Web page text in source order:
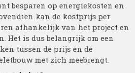
besparen op energiekosten en
kan de kostprijs per
afhankelijk van het project en
Het is dus belangrijk om een
tussen de prijs en de
met zich meebrengt.